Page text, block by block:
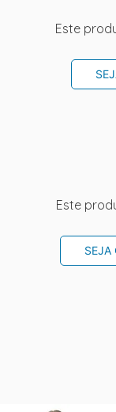
Este
Este
SEJA